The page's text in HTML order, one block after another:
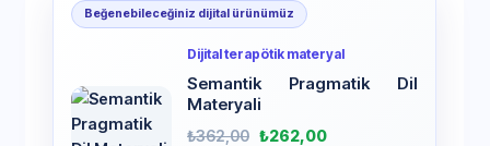
Beğenebileceğiniz dijital ürünümüz
Dijital terapötik materyal
Semantik Pragmatik Dil
Materyali
₺362,00 ₺262,00